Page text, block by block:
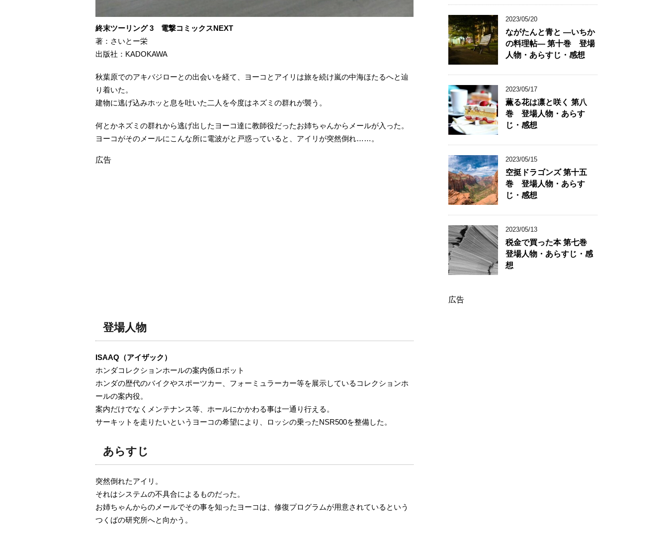
終末ツーリング 3 電撃コミックスNEXT
著：さいとー栄
出版社：KADOKAWA
秋葉原でのアキバジローとの出会いを経て、ヨーコとアイリは旅を続け嵐の中海ほたるへと辿
り着いた。
建物に逃げ込みホッと息を吐いた二人を今度はネズミの群れが襲う。
何とかネズミの群れから逃げ出したヨーコ達に教師役だったお姉ちゃんからメールが入った。
ヨーコがそのメールにこんな所に電波がと戸惑っていると、アイリが突然倒れ……。
広告
登場人物
ISAAQ（アイザック）
ホンダコレクションホールの案内係ロボット
ホンダの歴代のバイクやスポーツカー、フォーミュラーカー等を展示しているコレクションホ
ールの案内役。
案内だけでなくメンテナンス等、ホールにかかわる事は一通り行える。
サーキットを走りたいというヨーコの希望により、ロッシの乗ったNSR500を整備した。
あらすじ
突然倒れたアイリ。
それはシステムの不具合によるものだった。
お姉ちゃんからのメールでその事を知ったヨーコは、修復プログラムが用意されているという
つくばの研究所へと向かう。
2023/05/20
ながたんと青と ―いちか
の料理帖― 第十巻 登場
人物・あらすじ・感想
2023/05/17
薫る花は凛と咲く 第八
巻 登場人物・あらす
じ・感想
2023/05/15
空挺ドラゴンズ 第十五
巻 登場人物・あらす
じ・感想
2023/05/13
税金で買った本 第七巻
登場人物・あらすじ・感
想
広告